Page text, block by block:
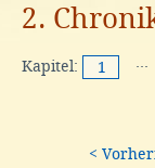
2.
Kapitel: 1 ···
<